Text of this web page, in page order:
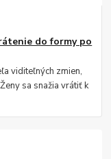
do formy po
viditeľných zmien,
sa snažia vrátiť k